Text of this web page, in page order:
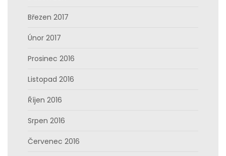
Březen 2017
Únor 2017
Prosinec 2016
Listopad 2016
Říjen 2016
Srpen 2016
Červenec 2016